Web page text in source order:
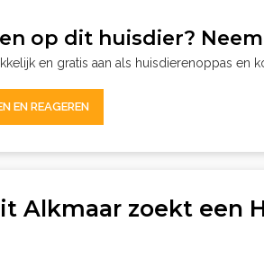
op dit huisdier?
en gratis aan als huisdierenoppas en
EN REAGEREN
Alkmaar zoekt een